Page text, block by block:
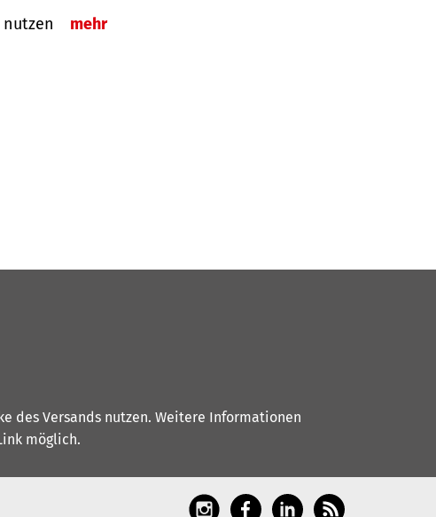
nutzen mehr
des Versands nutzen. Weitere Informationen
möglich.